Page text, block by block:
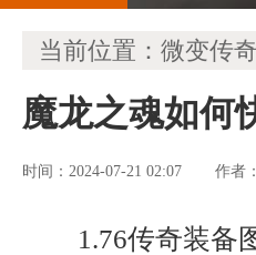
当前位置： 微变传
魔龙之魂如何
时间：2024-07-21 02:07 作者：
1.76传奇装备